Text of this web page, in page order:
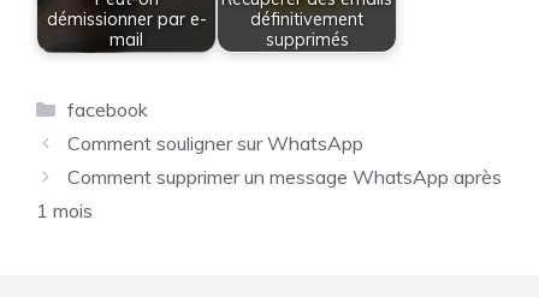
démissionner par e-
mail
définitivement
supprimés
Catégories
facebook
Comment souligner sur WhatsApp
Comment supprimer un message WhatsApp après
1 mois